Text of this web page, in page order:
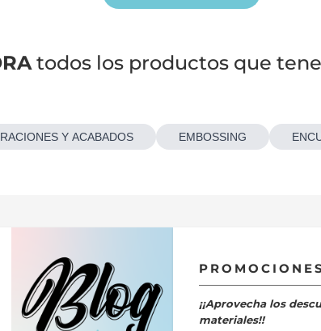
todos los productos que
Y ACABADOS EMBOSSING
PROMOCIONES
¡¡Aprovecha los
materiales!!